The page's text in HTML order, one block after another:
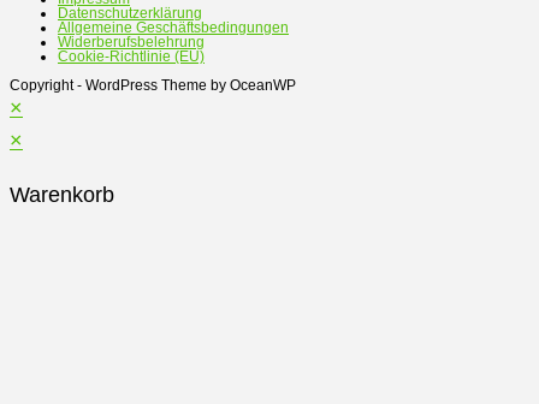
der
gewählt
Datenschutzerklärung
Allgemeine Geschäftsbedingungen
Widerberufsbelehrung
Cookie-Richtlinie (EU)
Copyright - WordPress Theme by OceanWP
×
×
Warenkorb